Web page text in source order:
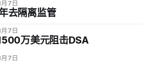
7日
去隔离监管
7日
万美元阻击DSA
7日